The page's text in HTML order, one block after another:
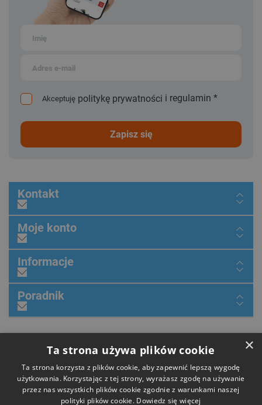
Akceptuję politykę prywatności i regulamin *
zapisz się
Kontakt
Moje konto
Informacje
Poradnik
Płatności
×
Ta strona używa plików cookie
Ta strona korzysta z plików cookie, aby zapewnić lepszą wygodę
użytkowania. Korzystając z tej strony, wyrażasz zgodę na używanie
przez nas wszystkich plików cookie zgodnie z warunkami naszej
polityki plików cookie. Dowiedz się więcej